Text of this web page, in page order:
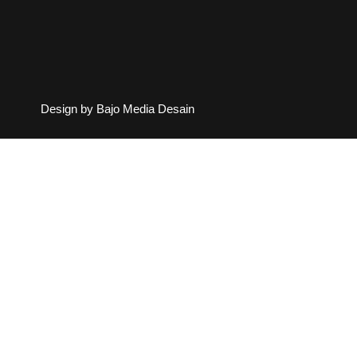
Design by Bajo Media Desain